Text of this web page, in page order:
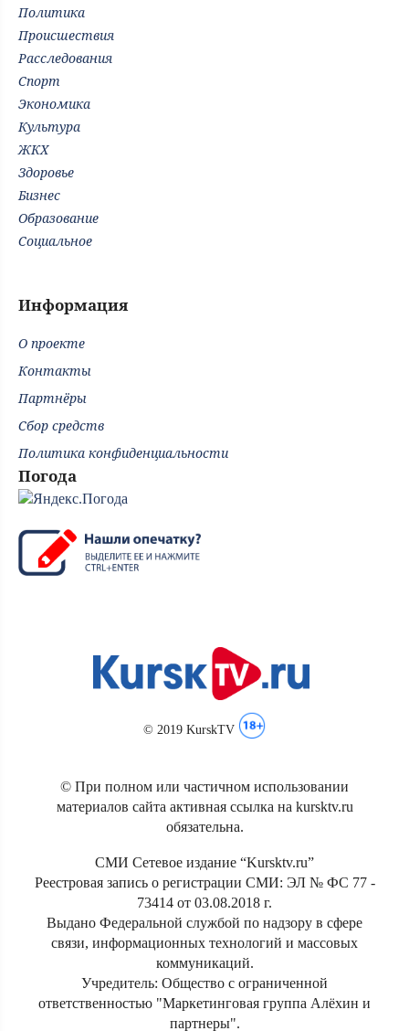
Политика
Происшествия
Расследования
Спорт
Экономика
Культура
ЖКХ
Здоровье
Бизнес
Образование
Социальное
Информация
О проекте
Контакты
Партнёры
Сбор средств
Политика конфиденциальности
Погода
© 2019 KurskTV
© При полном или частичном использовании
материалов сайта активная ссылка на kursktv.ru
обязательна.
СМИ Сетевое издание “Kursktv.ru”
Реестровая запись о регистрации СМИ: ЭЛ № ФС 77 -
73414 от 03.08.2018 г.
Выдано Федеральной службой по надзору в сфере
связи, информационных технологий и массовых
коммуникаций.
Учредитель: Общество с ограниченной
ответственностью "Маркетинговая группа Алёхин и
партнеры".